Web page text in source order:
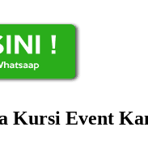
Kursi Event